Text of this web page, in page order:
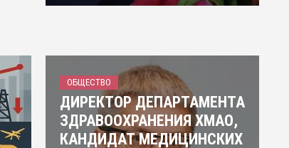
ОБЩЕСТВО
ДИРЕКТОР ДЕПАРТАМЕНТА
ЗДРАВООХРАНЕНИЯ ХМАО,
КАНДИДАТ МЕДИЦИНСКИХ